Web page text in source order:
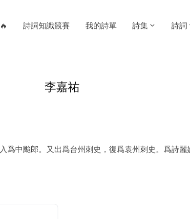
詩詞知識競賽 我的詩單 詩集 詩詞
李嘉祐
中颱郎。又出爲台州刺史，復爲袁州刺史。爲詩麗